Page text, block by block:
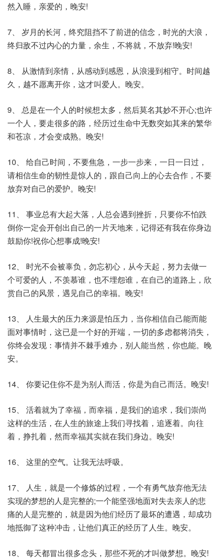
然入睡，亲爱的，晚安!
7、 岁月的长河，终究阻挡不了前进的信念，时光的大浪，
终归敌不过内心的力量，余生，不将就，不放弃!晚安!
8、 从激情到亲情，从感动到感恩，从浪漫到相守。时间越
久，越不愿离开你，这才叫爱人。晚安。
9、 总是在一个人的时候想太多，然后莫名其妙不开心;也许
一个人，要走很多的路，经历过生命中无数突如其来的繁华
和苍凉，才会变成熟。晚安!
10、 给自己时间，不要焦急，一步一步来，一日一日过，
请相信生命的韧性是惊人的，跟自己向上的心去合作，不要
放弃对自己的爱护。晚安!
11、 事业总有大起大落，人总会遇到挫折，只要你不怕跌
倒你一定会开创出自己的一片天地来，记得还有我在你身边
鼓励你!祝你心想事成!晚安!
12、 时光不会被辜负，勿忘初心，从今天起，努力去做一
个可爱的人，不羡慕谁，也不埋怨谁，在自己的道路上，欣
赏自己的风景，遇见自己的幸福。晚安!
13、 人生最大的压力来源是怕压力，当你相信自己能而能
面对事情时，这已是一个好的开端，一切的多虑都将消失，
你终会发现：事情并不棘手难办，别人能当然，你也能。晚
安。
14、 你要记住你不是为别人而活，你是为自己而活。晚安!
15、 活着就为了幸福，而幸福，是我们的追求，我们崇尚
这样的生活，在人生的旅途上我们寻找着，追逐着。向往
着，挣扎着，然而幸福其实就在我们身边。晚安!
16、 这里的空气。让我无法呼吸。
17、 人生，就是一个修炼的过程，一个有勇气放弃他无法
实现的梦想的人是完整的;一个能坚强地面对失去亲人的悲
痛的人是完整的，就是因为他们经历了最坏的遭遇，却成功
地抵御了这种冲击，让他们真正的经历了人生。晚安。
18、 每天都冒出很多念头，那些不死的才叫做梦想。晚安!